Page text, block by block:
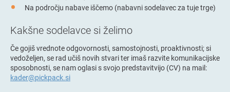
Na področju nabave iščemo (nabavni sodelavec za tuje trge)
Kakšne sodelavce si želimo
Če gojiš vrednote odgovornosti, samostojnosti, proaktivnosti; si
vedoželjen, se rad učiš novih stvari ter imaš razvite komunikacijske
sposobnosti, se nam oglasi s svojo predstavitvijo (CV) na mail:
kader@pickpack.si